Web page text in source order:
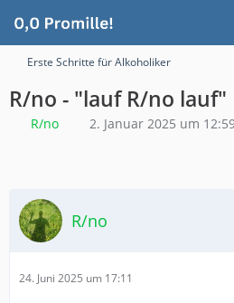
Erste Schritte für Alkoholiker
R/no - "lauf R/no lauf"
R/no 2. Januar 2025 um
R/no
24. Juni 2025 um 17:11